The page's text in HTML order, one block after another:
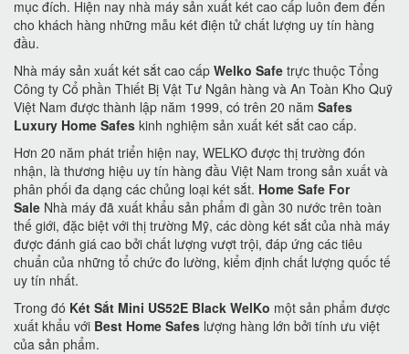
mục đích. Hiện nay nhà máy sản xuất két cao cấp luôn đem đến
cho khách hàng những mẫu két điện tử chất lượng uy tín hàng
đầu.
Nhà máy sản xuất két sắt cao cấp Welko Safe trực thuộc Tổng
Công ty Cổ phần Thiết Bị Vật Tư Ngân hàng và An Toàn Kho Quỹ
Việt Nam được thành lập năm 1999, có trên 20 năm Safes
Luxury Home Safes kinh nghiệm sản xuất két sắt cao cấp.
Hơn 20 năm phát triển hiện nay, WELKO được thị trường đón
nhận, là thương hiệu uy tín hàng đầu Việt Nam trong sản xuất và
phân phối đa dạng các chủng loại két sắt. Home Safe For
Sale Nhà máy đã xuất khẩu sản phẩm đi gần 30 nước trên toàn
thế giới, đặc biệt với thị trường Mỹ, các dòng két sắt của nhà máy
được đánh giá cao bởi chất lượng vượt trội, đáp ứng các tiêu
chuẩn của những tổ chức đo lường, kiểm định chất lượng quốc tế
uy tín nhất.
Trong đó Két Sắt Mini US52E Black WelKo một sản phẩm được
xuất khẩu với Best Home Safes lượng hàng lớn bởi tính ưu việt
của sản phẩm.